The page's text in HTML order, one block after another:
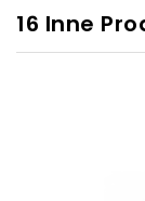
16 Inne